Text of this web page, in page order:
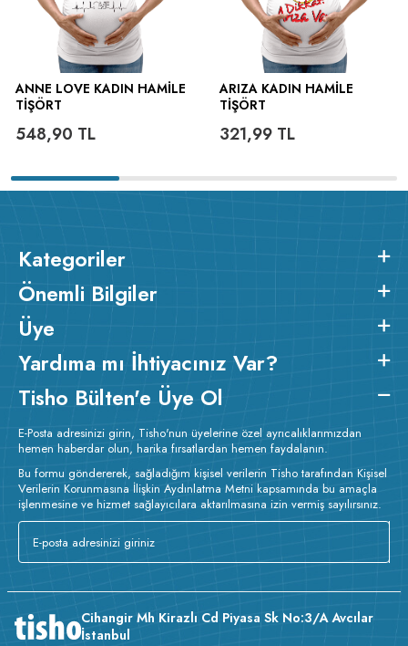
v233.25
ANNE LOVE KADIN HAMILE
TIŞÖRT
548,90 TL
ARIZA KADIN HAMILE
TIŞÖRT
321,99TL
Kategoriler
Önemli Bilgiler
Üye
Yardıma mı İhtiyacınız Var?
Tisho Bülten'e Üye Ol
E-Posta adresinizi girin, Tisho'nun üyelerine özel ayrıcalıklarımızdan
hemen haberdar olun, harika fırsatlardan hemen faydalanın.
Bu formu göndererek, sağladığım kişisel verilerin Tisho tarafından Kişisel
Verilerin Korunmasına İlişkin Aydınlatma Metni kapsamında bu amaçla
işlenmesine ve hizmet sağlayıcılara aktarılmasına izin vermiş sayılırsınız.
Cihangir Mh Kirazlı Cd Piyasa Sk No:3/A Avcılar
İstanbul